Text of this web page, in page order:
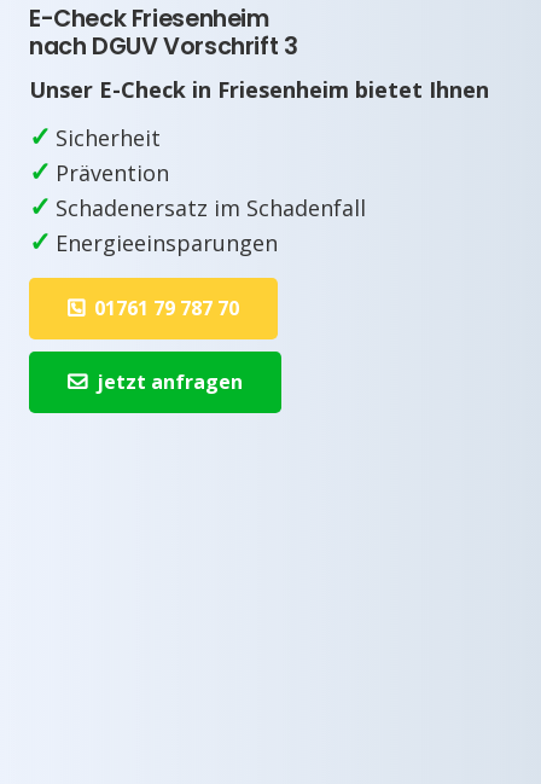
E-Check Friesenheim
nach DGUV Vorschrift 3
Unser E-Check in Friesenheim bietet Ihnen
✓ Sicherheit
✓ Prävention
✓ Schadenersatz im Schadenfall
✓ Energieeinsparungen
01761 79 787 70
jetzt anfragen